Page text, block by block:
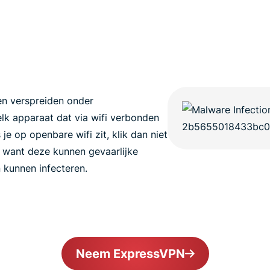
verspreiden onder
apparaat dat via wifi verbonden
op openbare wifi zit, klik dan niet
deze kunnen gevaarlijke
infecteren.
Neem ExpressVPN